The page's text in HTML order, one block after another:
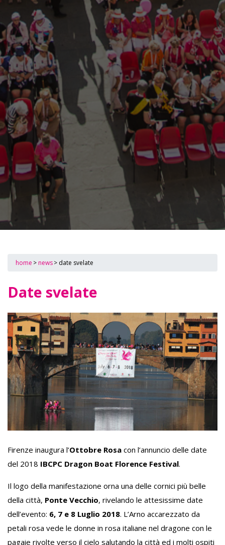
home > news> date svelate
Date svelate
Firenze inaugura l’Ottobre Rosa con l’annuncio delle date
del 2018 IBCPC Dragon Boat Florence Festival.
Il logo della manifestazione orna una delle cornici più belle
della città, Ponte Vecchio, rivelando le attesissime date
dell’evento: 6, 7 e 8 Luglio 2018. L’Arno accarezzato da
petali rosa vede le donne in rosa italiane nel dragone con le
pagaie rivolte verso il cielo salutando la città ed i molti ospiti